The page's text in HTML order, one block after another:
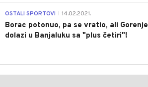
OSTALI SPORTOVI 14.02.2021.
Borac potonuo, pa se vratio, ali Gorenje
dolazi u Banjaluku sa "plus četiri"!